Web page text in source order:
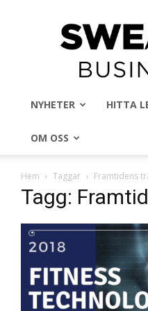
NYHETER HITTA
OM OSS
Hem Taggar Framtidens
Tagg: